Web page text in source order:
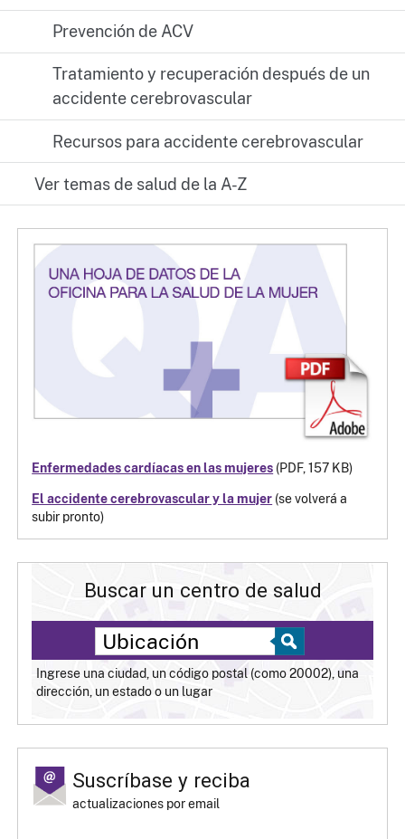
Prevención de ACV
Tratamiento y recuperación después de un
accidente cerebrovascular
Recursos para accidente cerebrovascular
Ver temas de salud de la A-Z
Enfermedades cardíacas en las mujeres (PDF, 157 KB)
El accidente cerebrovascular y la mujer​​​​​​​ (se volverá a
subir pronto)
Buscar un centro de salud
Ingrese una ciudad, un código postal (como 20002), una
dirección, un estado o un lugar
Suscríbase y reciba
actualizaciones por email